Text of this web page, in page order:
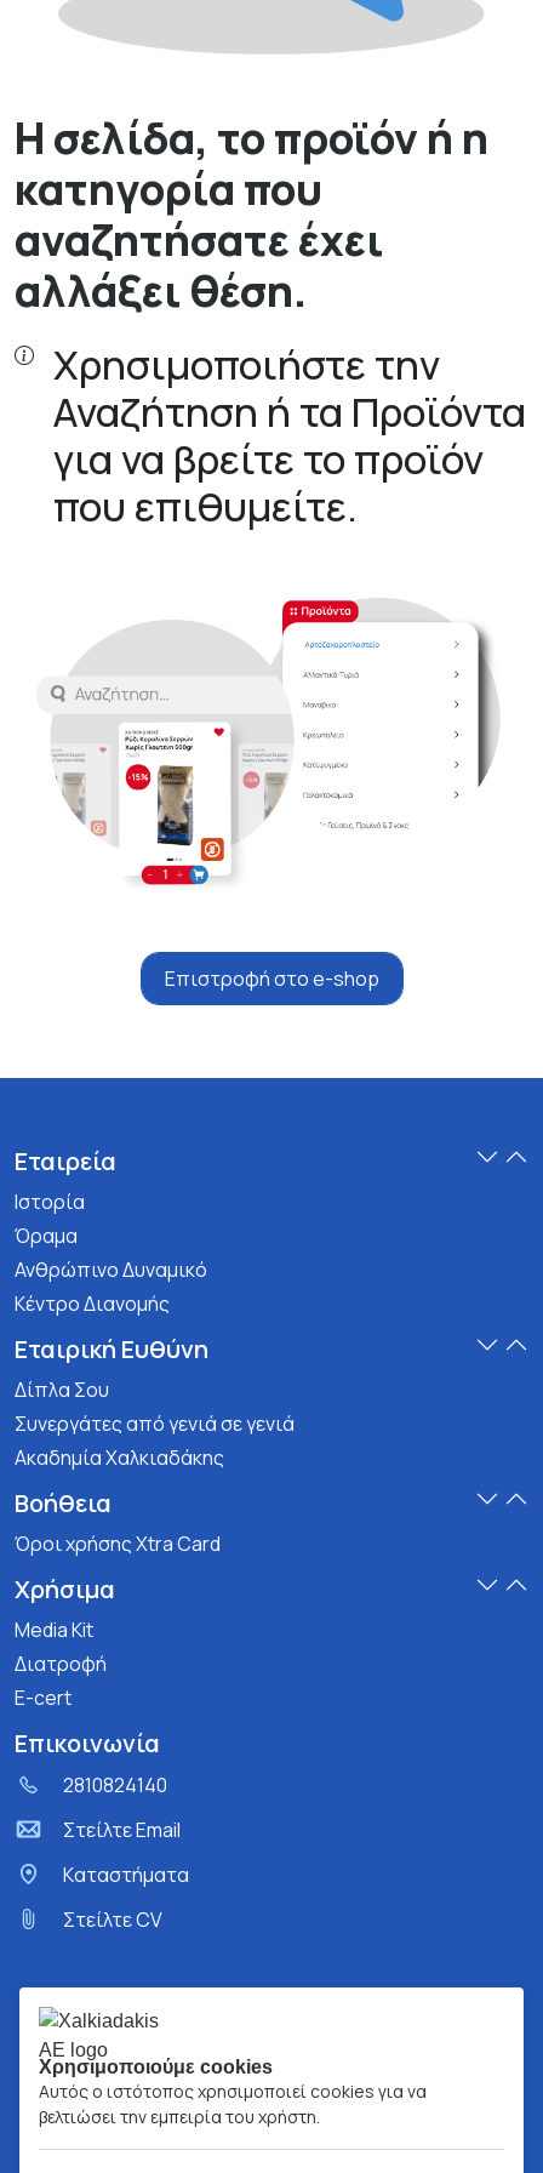
Η σελίδα, το προϊόν ή η
κατηγορία που
αναζητήσατε έχει
αλλάξει θέση.
Χρησιμοποιήστε την
Αναζήτηση ή τα Προϊόντα
για να βρείτε το προϊόν
που επιθυμείτε.
Επιστροφή στο e-shop
Εταιρεία
Ιστορία
Όραμα
Ανθρώπινο Δυναμικό
Κέντρο Διανομής
Εταιρική Ευθύνη
Δίπλα Σου
Συνεργάτες από γενιά σε γενιά
Ακαδημία Χαλκιαδάκης
Βοήθεια
Όροι χρήσης Xtra Card
Χρήσιμα
Media Kit
Διατροφή
E-cert
Επικοινωνία
2810824140
Στείλτε Email
Kαταστήματα
Στείλτε CV
Χρησιμοποιούμε cookies
Αυτός ο ιστότοπος χρησιμοποιεί cookies για να
βελτιώσει την εμπειρία του χρήστη.